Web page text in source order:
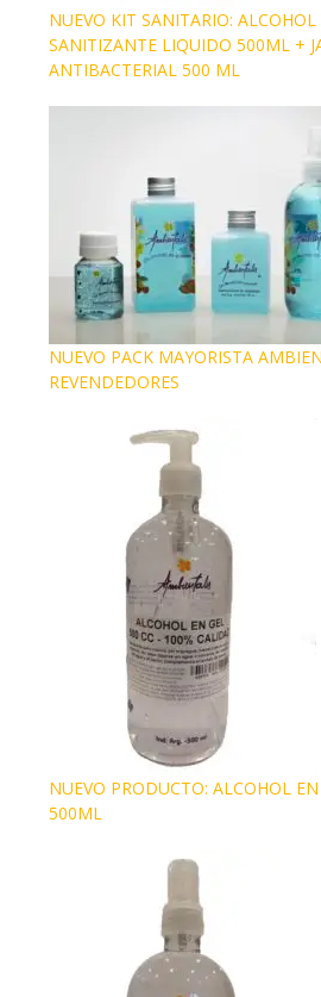
NUEVO KIT SANITARIO:
SANITIZANTE LIQUIDO 500ML +
ANTIBACTERIAL 500 ML
NUEVO PACK MAYORISTA
REVENDEDORES
NUEVO PRODUCTO: ALCOHOL
500ML